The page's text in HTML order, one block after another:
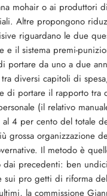
mohair o ai produttori
Altre propongono
riguardano le due
e il sistema premi-
portare da uno a due
diversi capitoli di
di portare il rapporto
(il relativo
4 per cento del totale
grossa organizzazione
Il metodo è
precedenti: ben
pro getti di riforma
la commissione